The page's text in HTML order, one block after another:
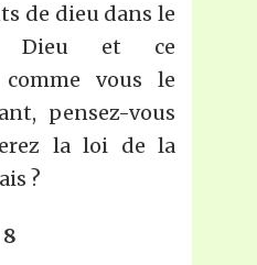
de dieu dans le
Dieu et ce
comme vous le
pensez-vous
la loi de la
?
8